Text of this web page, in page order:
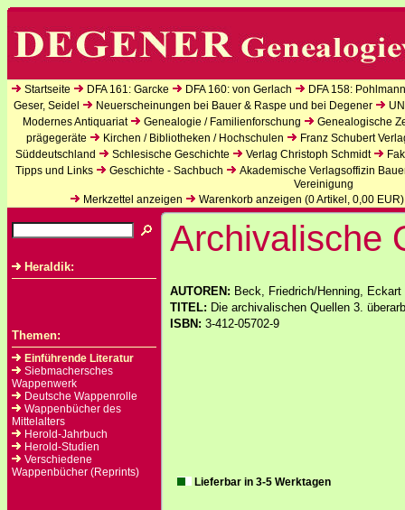
Startseite DFA 161: Garcke DFA 160: von Gerlach
DFA 158:
Geser, Seidel
Neuerscheinungen bei Bauer & Raspe und bei Degener
Modernes Antiquariat
Genealogie / Familienforschung
Genealogische
prägegeräte
Kirchen / Bibliotheken / Hochschulen
Franz Schubert
Süddeutschland
Schlesische Geschichte Verlag Christoph Schmidt
Tipps und Links
Geschichte - Sachbuch
Akademische Verlagsoffizin
Vereinigung
Merkzettel anzeigen
Warenkorb anzeigen (0Artikel, 0,00 EUR)
Heraldik:
Themen:
Einführende Literatur
Siebmachersches
Wappenwerk
Deutsche Wappenrolle
Wappenbücher des
Mittelalters
Herold-Jahrbuch
Herold-Studien
Verschiedene
Wappenbücher (Reprints)
Archivalische
AUTOREN: Beck, Friedrich/Henning, Eckart
TITEL: Die archivalischen Quellen 3.
ISBN: 3-412-05702-9
Lieferbar in 3-5 Werktagen